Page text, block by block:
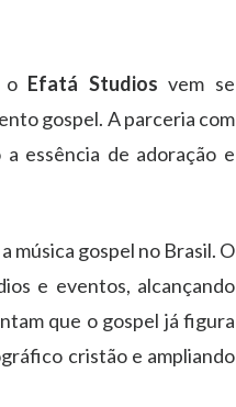
o Efatá Studios vem se
gospel. A parceria com
essência de adoração e
música gospel no Brasil. O
e eventos, alcançando
que o gospel já figura
cristão e ampliando